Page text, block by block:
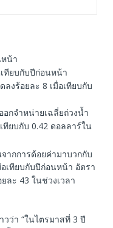
น้า
ทียบกับปีก่อนหน้า
งร้อยละ 8 เมื่อเทียบกับ
กจำหน่ายเฉลี่ยถ่วงน้ำ
ยบกับ 0.42 ดอลลาร์ใน
กการด้อยค่ามาบวกกับ
เทียบกับปีก่อนหน้า อัตรา
ละ 43 ในช่วงเวลา
ว่า “ในไตรมาสที่ 3 ปี